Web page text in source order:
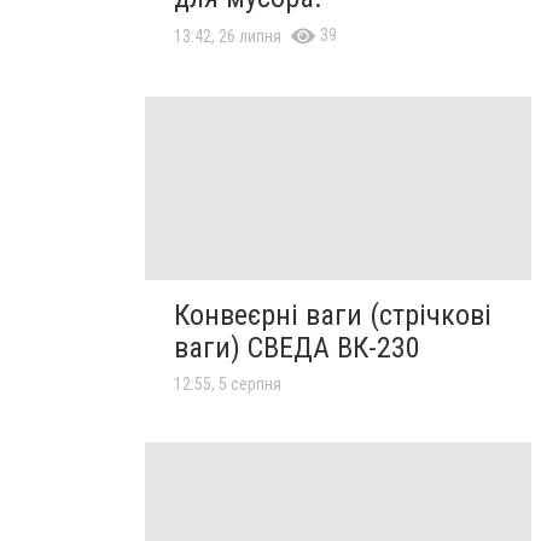
13:42, 26 липня 39
Конвеєрні ваги (стрічкові
ваги) СВЕДА ВК-230
12:55, 5 серпня